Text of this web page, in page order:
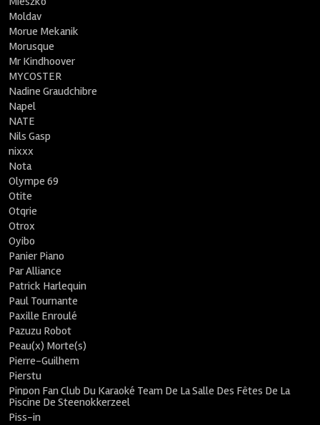
Moldav
Morue Mekanik
Morusque
Mr Kindhoover
MYCOSTER
Nadine Graudchibre
Napel
NATE
Nils Gasp
nixxx
Nota
Olympe 69
Otite
Otqrie
Otrox
Oyibo
Panier Piano
Par Alliance
Patrick Harlequin
Paul Tournante
Paxille Enroulé
Pazuzu Robot
Peau(x) Morte(s)
Pierre-Guilhem
Pierstu
Pinpon Fan Club Du Karaoké Team De La Salle Des Fêtes De La
Piscine De Steenokkerzeel
Piss-in